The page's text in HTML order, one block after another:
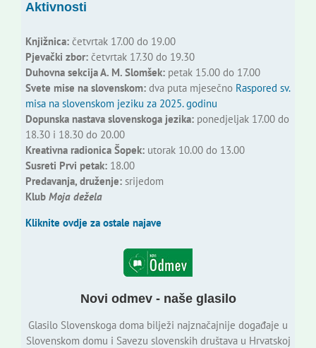
Aktivnosti
Knjižnica:četvrtak 17.00 do 19.00
Pjevački zbor:četvrtak 17.30 do 19.30
Duhovna sekcija A. M. Slomšek:petak 15.00 do 17.00
Svete mise na slovenskom:dva puta mjesečno Raspored sv.
misa na slovenskom jeziku za 2025. godinu
Dopunska nastava slovenskoga jezika:ponedjeljak 17.00 do
18.30 i 18.30 do 20.00
Kreativna radionica Šopek:utorak 10.00 do 13.00
Susreti Prvi petak:18.00
Predavanja, druženje:srijedom
Klub Moja dežela
Kliknite ovdje za ostale najave
Novi odmev - naše glasilo
Glasilo Slovenskoga doma bilježi najznačajnije događaje u
Slovenskom domu i Savezu slovenskih društava u Hrvatskoj